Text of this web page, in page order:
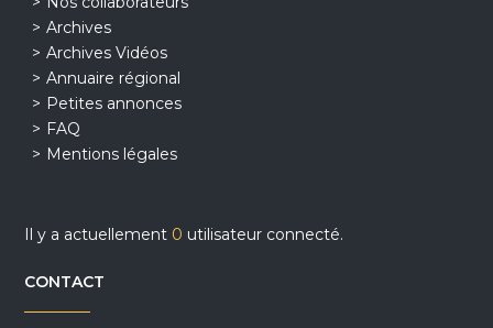
Archives
Archives Vidéos
Annuaire régional
Petites annonces
FAQ
Mentions légales
Il y a actuellement 0 utilisateur connecté.
CONTACT